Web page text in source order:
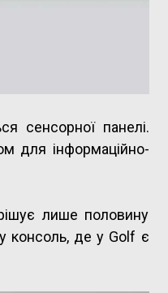
сенсорної панелі.
для інформаційно-
лише половину
консоль, де у Golf є